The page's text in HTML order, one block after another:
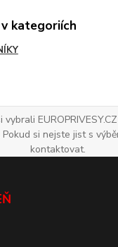
kategoriích
vybrali
si nejste jist s
kontaktovat.